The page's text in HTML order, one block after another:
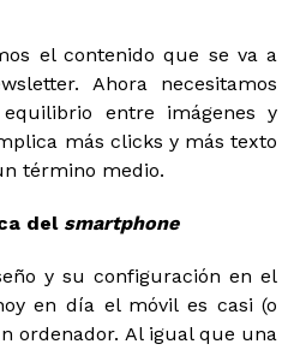
el contenido que se va a
Ahora necesitamos
entre imágenes y
más clicks y más texto
término medio.
del smartphone
y su configuración en el
en día el móvil es casi (o
ordenador. Al igual que una